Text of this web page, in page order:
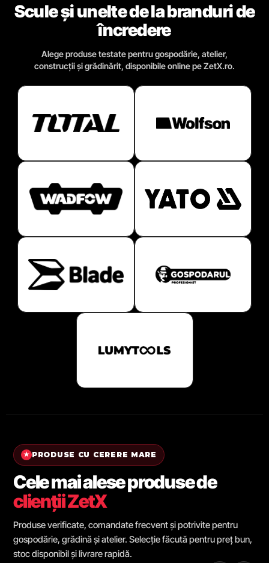
Scule și unelte de la branduri de
încredere
Alege produse testate pentru gospodărie, atelier,
construcții și grădinărit, disponibile online pe ZetX.ro.
★ PRODUSE CU CERERE MARE
Cele mai alese produse de
clienții ZetX
Produse verificate, comandate frecvent și potrivite pentru
gospodărie, grădină și atelier. Selecție făcută pentru preț bun,
stoc disponibil și livrare rapidă.